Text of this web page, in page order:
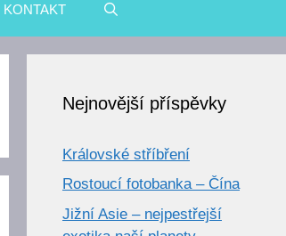
KONTAKT
Nejnovější příspěvky
Královské stříbření
Rostoucí fotobanka – Čína
Jižní Asie – nejpestřejší